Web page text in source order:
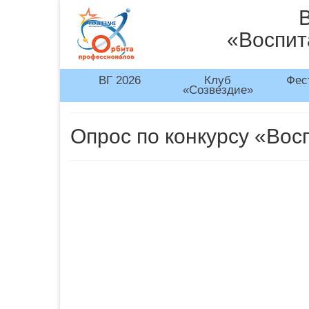
ВГ 2026 Клуб
«Созвездие»
Опрос по конкурсу